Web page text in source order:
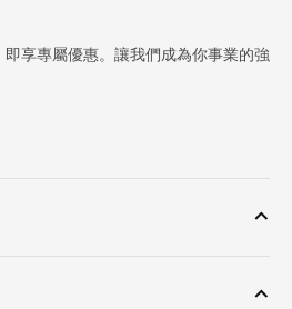
享專屬優惠。讓我們成為你事業的強